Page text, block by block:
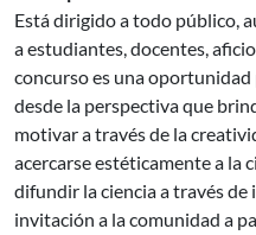
Está dirigido a todo público,
a estudiantes, docentes,
concurso es una
desde la perspectiva que
motivar a través de la
acercarse estéticamente a la
difundir la ciencia a través de
invitación a la comunidad a